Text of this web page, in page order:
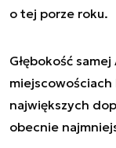
o tej porze roku.
Głębokość
największych
obecnie